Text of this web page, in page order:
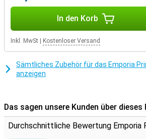
In den Korb
Inkl. MwSt Kostenloser Versand
Sämtliches Zubehör für das Emporia
anzeigen
Das sagen unsere Kunden über dieses
Durchschnittliche Bewertung Emporia